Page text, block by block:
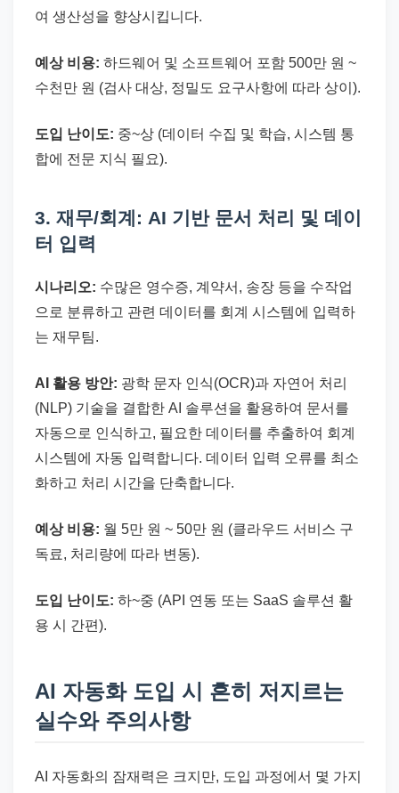
여 생산성을 향상시킵니다.
예상 비용: 하드웨어 및 소프트웨어 포함 500만 원 ~
수천만 원 (검사 대상, 정밀도 요구사항에 따라 상이).
도입 난이도: 중~상 (데이터 수집 및 학습, 시스템 통
합에 전문 지식 필요).
3. 재무/회계: AI 기반 문서 처리 및 데이
터 입력
시나리오: 수많은 영수증, 계약서, 송장 등을 수작업
으로 분류하고 관련 데이터를 회계 시스템에 입력하
는 재무팀.
AI 활용 방안: 광학 문자 인식(OCR)과 자연어 처리
(NLP) 기술을 결합한 AI 솔루션을 활용하여 문서를
자동으로 인식하고, 필요한 데이터를 추출하여 회계
시스템에 자동 입력합니다. 데이터 입력 오류를 최소
화하고 처리 시간을 단축합니다.
예상 비용: 월 5만 원 ~ 50만 원 (클라우드 서비스 구
독료, 처리량에 따라 변동).
도입 난이도: 하~중 (API 연동 또는 SaaS 솔루션 활
용 시 간편).
AI 자동화 도입 시 흔히 저지르는
실수와 주의사항
AI 자동화의 잠재력은 크지만, 도입 과정에서 몇 가지